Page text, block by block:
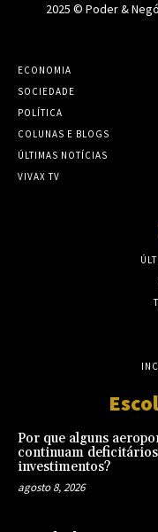
2025 © Poder &
ECONOMIA
SOCIEDADE
POLÍTICA
COLUNAS E BLOGS
ÚLTIMAS NOTÍCIAS
VIVAX TV
Por que alguns
continuam
investimentos?
agosto 8, 2026